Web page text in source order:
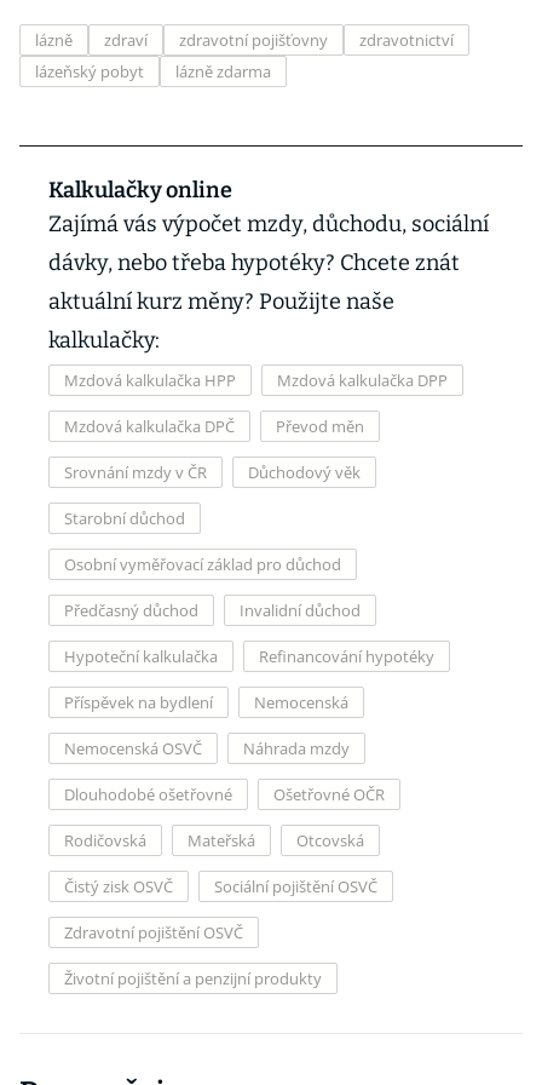
lázně zdraví zdravotní pojišťovny
zdravotnictví
lázeňský pobyt
lázně zdarma
Kalkulačky online
Zajímá vás výpočet mzdy, důchodu, sociální
dávky, nebo třeba hypotéky? Chcete znát
aktuální kurz měny? Použijte naše
kalkulačky:
Mzdová kalkulačka HPP Mzdová kalkulačka DPP
Mzdová kalkulačka DPČ Převod měn
Srovnání mzdy v ČR Důchodový věk
Starobní důchod
Osobní vyměřovací základ pro důchod
Předčasný důchod Invalidní důchod
Hypoteční kalkulačka Refinancování hypotéky
Příspěvek na bydlení Nemocenská
Nemocenská OSVČ Náhrada mzdy
Dlouhodobé ošetřovné Ošetřovné OČR
Rodičovská Mateřská Otcovská
Čistý zisk OSVČ Sociální pojištění OSVČ
Zdravotní pojištění OSVČ
Životní pojištění a penzijní produkty